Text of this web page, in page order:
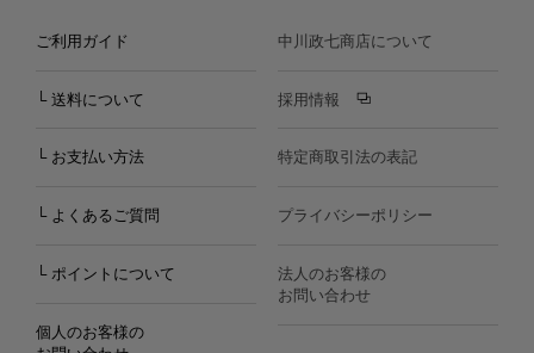
ご利用ガイド
└ 送料について
└ お支払い方法
└ よくあるご質問
└ ポイントについて
個人のお客様の
中川政七商店について
採用情報
特定商取引法の表記
プライバシーポリシー
法人のお客様の
お問い合わせ